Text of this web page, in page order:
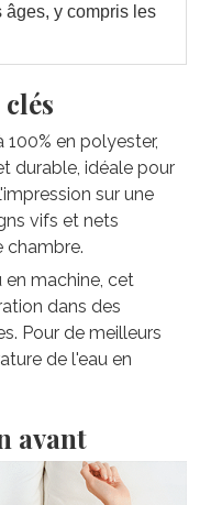
âges, y compris les
en polyester,
durable, idéale pour
sur une
vifs et nets
chambre.
en machine, cet
dans des
Pour de meilleurs
de l'eau en
avant